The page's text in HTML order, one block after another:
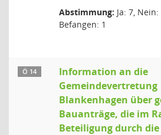
Abstimmung: Ja: 7,
Befangen: 1
Ö 14
Information an die
Gemeindevertretung
Blankenhagen über
Bauanträge, die im
Beteiligung durch